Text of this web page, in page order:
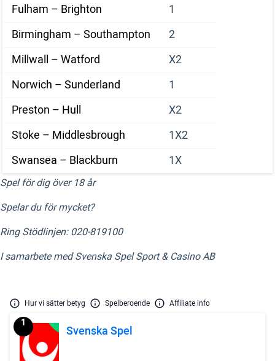
Fulham – Brighton
1
Birmingham – Southampton
2
Millwall – Watford
X2
Norwich – Sunderland
1
Preston – Hull
X2
Stoke – Middlesbrough
1X2
Swansea – Blackburn
1X
Spel för dig över 18 år
Spelar du för mycket?
Ring Stödlinjen: 020-819100
I samarbete med Svenska Spel Sport & Casino AB
Hur vi sätter betyg Spelberoende Affiliate info
Svenska Spel
1